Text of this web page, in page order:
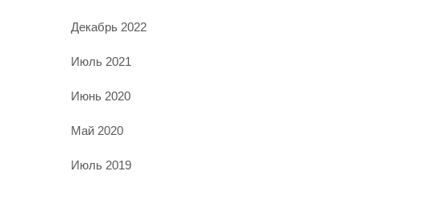
Декабрь 2022
Июль 2021
Июнь 2020
Май 2020
Июль 2019